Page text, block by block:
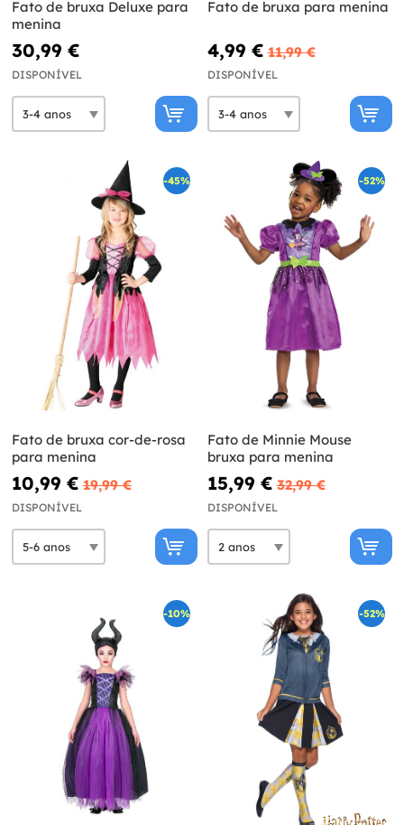
Fato de bruxa Deluxe para
menina
30,99 €
DISPONÍVEL
Fato de bruxa para menina
4,99 € 11,99 €
DISPONÍVEL
-45%
Fato de bruxa cor-de-rosa
para menina
10,99 € 19,99 €
DISPONÍVEL
-52%
Fato de Minnie Mouse
bruxa para menina
15,99 € 32,99 €
DISPONÍVEL
-10% -52%